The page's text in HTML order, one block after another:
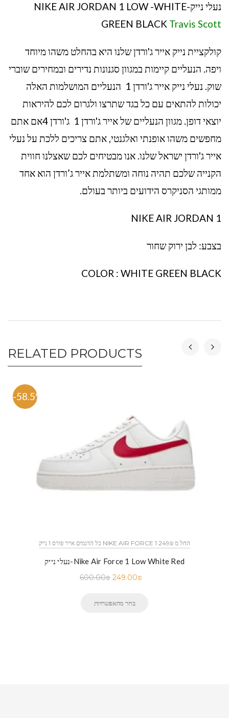
נעלי נייק-NIKE AIR JORDAN 1 LOW -WHITE
GREEN BLACK Travis Scott
קולקציית נייק אייר ג'ורדן שלנו היא בהחלט משהו מיוחד
ויפה. הנעליים קיימות במגוון סגנונות נדירים ובמחירים שוברי
שוק. נעלי נייק אייר ג'ורדן 1 הנעליים המושלמות האלה
יכולות להתאים עם כל בגד שתרצו ולגרום לכם להיראות
יוצאי דופן. מגוון הנעליים של אייר ג'ורדן 1 ג'ורדן 4אם אתם
מחפשים משהו אופנתי ואלגנטי, אתם צריכים ללכת על נעלי
אייר ג'ורדן ישראל שלנו. אנו מבטיחים לכם שאצלנו חווית
הקנייה שלכם תהיה נוחה ומשתלמת אייר ג’ורדן הוא אחד
ממותגי הסניקרס הידועים ביותר בעולם.
NIKE AIR JORDAN 1
בצבע: לבן ירוק שחור
COLOR : WHITE GREEN BLACK
RELATED PRODUCTS
-58.5%
כל הדגמים אייר פורס 1 נייק NIKE AIR FORCE 1 החל מ 249₪
נעלי נייק-Nike Air Force 1 Low White Red
600.00₪ 249.00₪
בחר מהאפשרויות